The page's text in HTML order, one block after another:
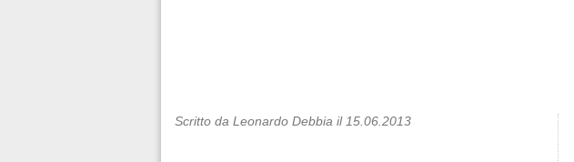
Scritto da Leonardo Debbia il 15.06.2013